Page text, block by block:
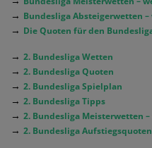
→ Bundesliga Absteigerwetten –
→ Die Quoten für den
→ 2. Bundesliga Wetten
→ 2. Bundesliga Quoten
→ 2. Bundesliga Spielplan
→ 2. Bundesliga Tipps
→ 2. Bundesliga Meisterwetten
→ 2. Bundesliga